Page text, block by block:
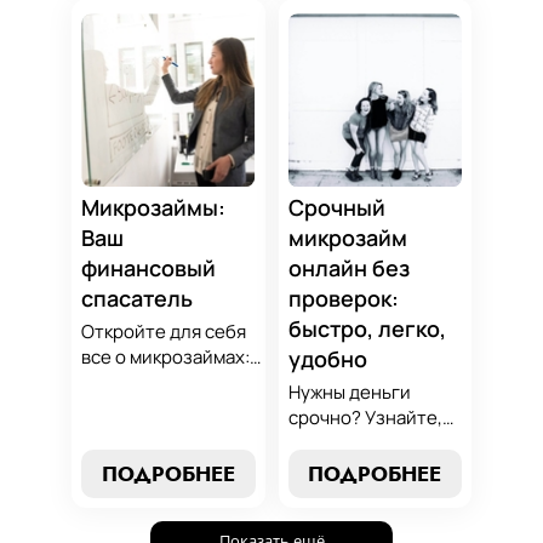
вариант для ваших
нужд. Откройте
экспертные
стратегии
погашения и
сделайте
осознанный выбор,
который
поддержит вашу
финансовую
стабильность.
избежанию
финансово
грамотным с нами!
Микрозаймы:
Ваш
финансовый
спасатель
Откройте для себя
все о микрозаймах:
погашения. Наше
вашим надежным
ПОДРОБНЕЕ
Срочный
микрозайм
онлайн без
проверок:
быстро, легко,
удобно
Нужны деньги
срочно? Узнайте,
срочный
без проверок и
ПОДРОБНЕЕ